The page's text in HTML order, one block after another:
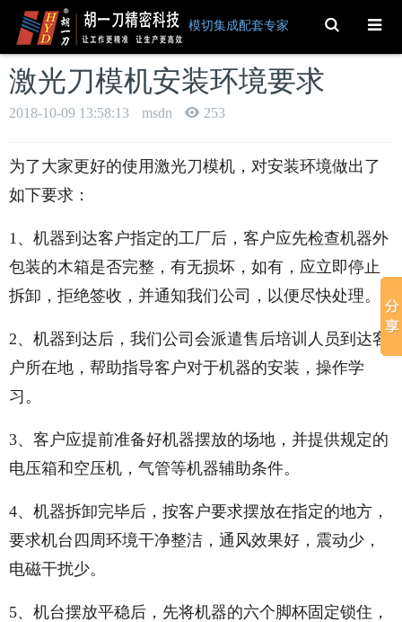
模切集成配套专家 Toggle
Search
激光刀模机安装环境要求
2018-10-09 13:58:13 msdn 253
为了大家更好的使用激光刀模机，对安装环境做出了
如下要求：
1、机器到达客户指定的工厂后，客户应先检查机器外
包装的木箱是否完整，有无损坏，如有，应立即停止
拆卸，拒绝签收，并通知我们公司，以便尽快处理。
2、机器到达后，我们公司会派遣售后培训人员到达客
户所在地，帮助指导客户对于机器的安装，操作学
习。
3、客户应提前准备好机器摆放的场地，并提供规定的
电压箱和空压机，气管等机器辅助条件。
4、机器拆卸完毕后，按客户要求摆放在指定的地方，
要求机台四周环境干净整洁，通风效果好，震动少，
电磁干扰少。
5、机台摆放平稳后，先将机器的六个脚杯固定锁住，